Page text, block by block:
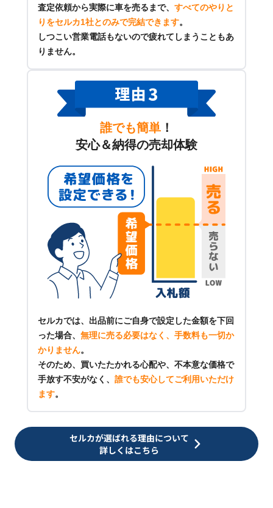
査定依頼から実際に車を売るまで、 すべてのやりと
りをセルカ1社とのみで完結できます。
しつこい営業電話もないので疲れてしまうこともあ
りません。
誰でも簡単 ！
安心＆納得の売却体験
セルカでは、出品前にご自身で設定した金額を下回
った場合、 無理に売る必要はなく、手数料も一切か
かりません。
そのため、買いたたかれる心配や、不本意な価格で
手放す不安がなく、 誰でも安心してご利用いただけ
ます。
セルカが選ばれる理由について
詳しくはこちら